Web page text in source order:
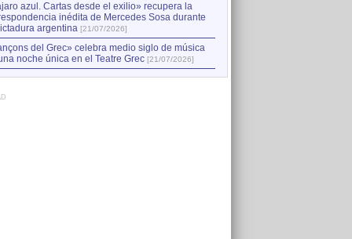
azul. Cartas desde el exilio» recupera la
inédita de Mercedes Sosa durante
argentina [21/07/2026]
del Grec» celebra medio siglo de música
noche única en el Teatre Grec [21/07/2026]